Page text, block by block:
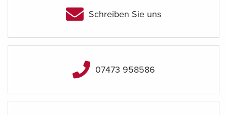
Schreiben Sie uns
07473 958586